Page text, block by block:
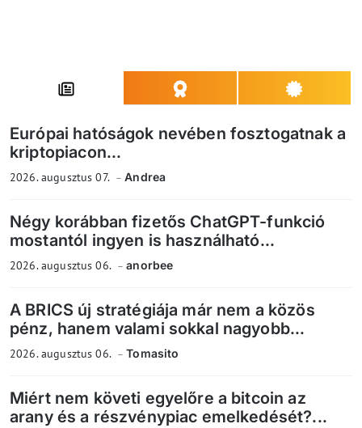
Európai hatóságok nevében fosztogatnak a
kriptopiacon...
2026. augusztus 07. Andrea
Négy korábban fizetős ChatGPT-funkció
mostantól ingyen is használható...
2026. augusztus 06. anorbee
A BRICS új stratégiája már nem a közös
pénz, hanem valami sokkal nagyobb...
2026. augusztus 06. Tomasito
Miért nem követi egyelőre a bitcoin az
arany és a részvénypiac emelkedését?...